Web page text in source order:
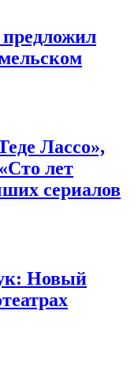
Лассо»,
лет
сериалов
Новый